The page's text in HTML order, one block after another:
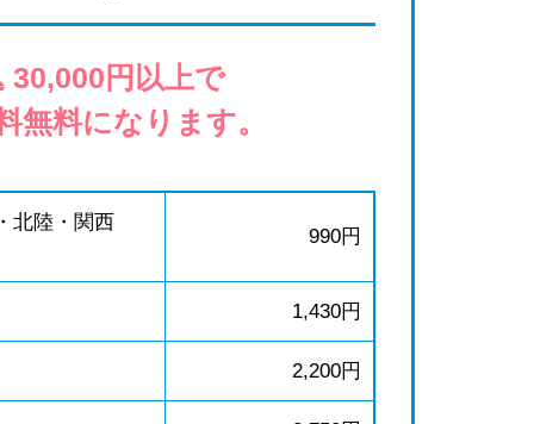
30,000円以上で
無料になります。
北陸・関西
990円
1,430円
2,200円